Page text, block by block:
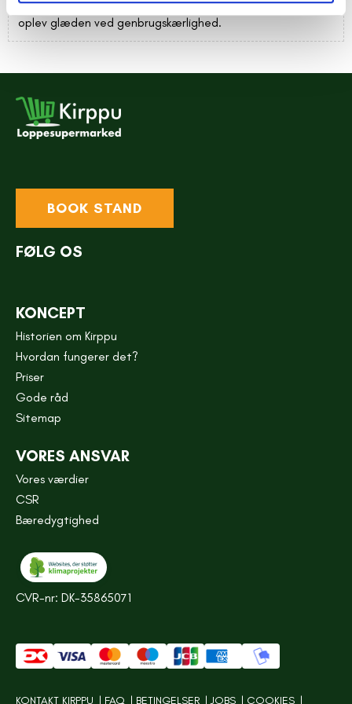
jumpsuit en ny historie. Find din nærmeste Kirppu butik og
oplev glæden ved genbrugskærlighed.
FØLG OS
KONCEPT
Historien om Kirppu
Hvordan fungerer det?
Priser
Gode råd
Sitemap
VORES ANSVAR
Vores værdier
CSR
Bæredygtighed
CVR-nr: DK-35865071
BOOK STAND
KONTAKT KIRPPU FAQ BETINGELSER JOBS COOKIES